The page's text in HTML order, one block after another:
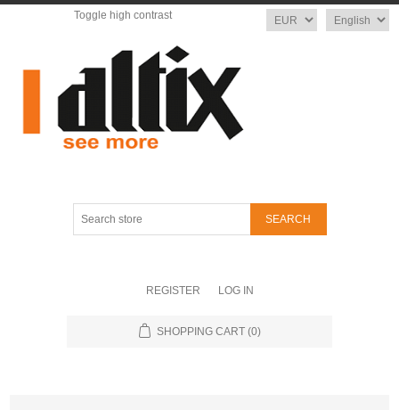
Language
Currency
Toggle high contrast
REGISTER LOG IN
SHOPPING CART (0)